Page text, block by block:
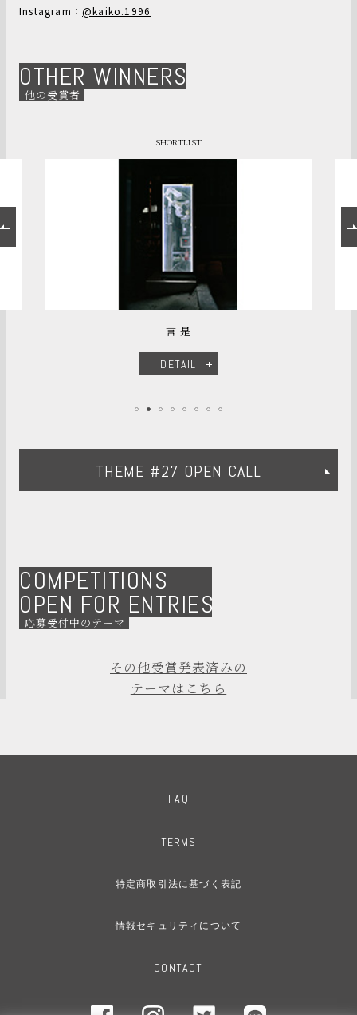
Instagram： @kaiko.1996
OTHER WINNERS
他の受賞者
SHORTLIST
言 是
DETAIL
THEME #27 OPEN CALL
COMPETITIONS
OPEN FOR ENTRIES
応募受付中のテーマ
その他受賞発表済みの
テーマはこちら
FAQ
TERMS
特定商取引法に基づく表記
情報セキュリティについて
CONTACT